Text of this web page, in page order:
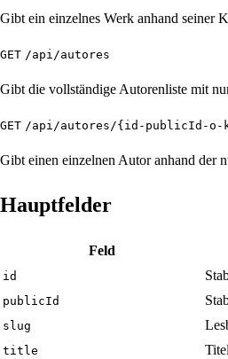
Gibt ein einzelnes Werk anhand seiner
GET /api/autores
Gibt die vollständige Autorenliste mit
GET /api/autores/{id-publicId-o-
Gibt einen einzelnen Autor anhand der
Hauptfelder
Feld
id
publicId
slug
title